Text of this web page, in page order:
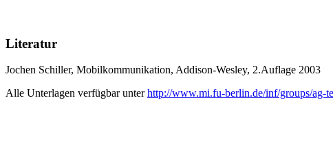
Literatur
Jochen Schiller, Mobilkommunikation, Addison-Wesley, 2.Auflage 2003
Alle Unterlagen verfügbar unterhttp://www.mi.fu-berlin.de/inf/groups/ag-